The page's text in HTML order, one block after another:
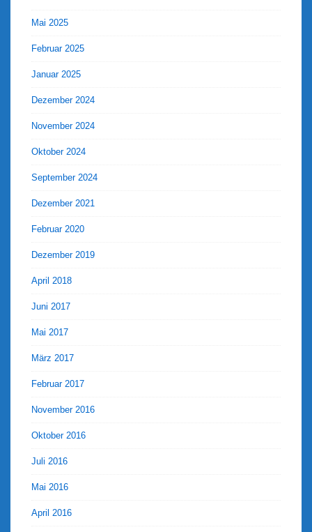
Mai 2025
Februar 2025
Januar 2025
Dezember 2024
November 2024
Oktober 2024
September 2024
Dezember 2021
Februar 2020
Dezember 2019
April 2018
Juni 2017
Mai 2017
März 2017
Februar 2017
November 2016
Oktober 2016
Juli 2016
Mai 2016
April 2016